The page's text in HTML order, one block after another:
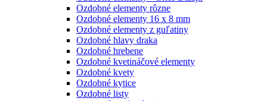
Ozdobné elementy rôzne
Ozdobné elementy 16 x 8 mm
Ozdobné elementy z guľatiny
Ozdobné hlavy draka
Ozdobné hrebene
Ozdobné kvetináčové elementy
Ozdobné kvety
Ozdobné kytice
Ozdobné listy